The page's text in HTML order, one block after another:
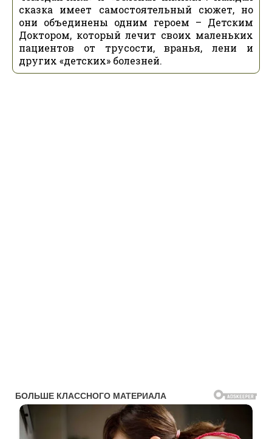
сказка имеет самостоятельный сюжет, но
они объединены одним героем – Детским
Доктором, который лечит своих маленьких
пациентов от трусости, вранья, лени и
других «детских» болезней.